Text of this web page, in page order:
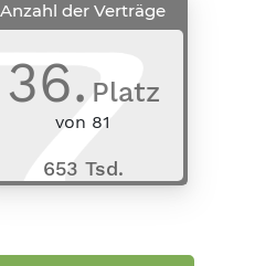
Anzahl der Verträge
36. Platz
von 81
653 Tsd.